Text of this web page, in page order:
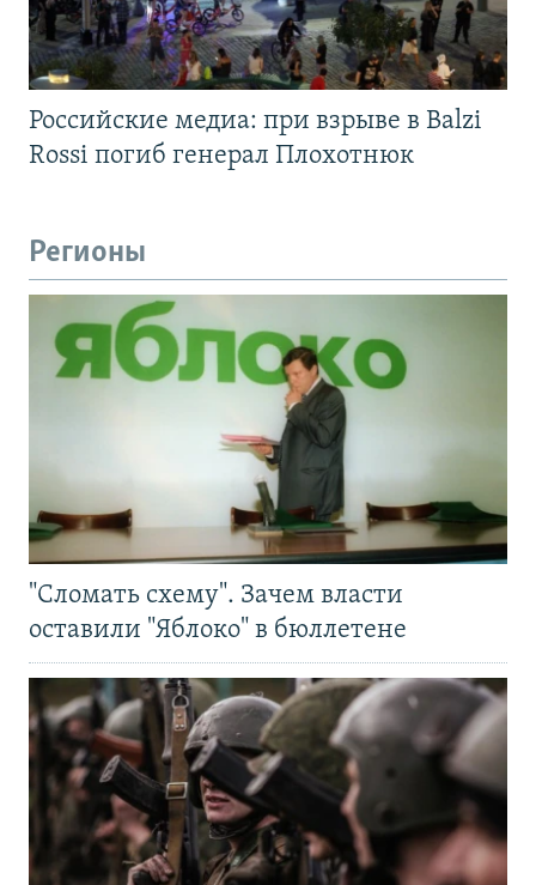
Российские медиа: при взрыве в Balzi
Rossi погиб генерал Плохотнюк
Регионы
"Сломать схему". Зачем власти
оставили "Яблоко" в бюллетене